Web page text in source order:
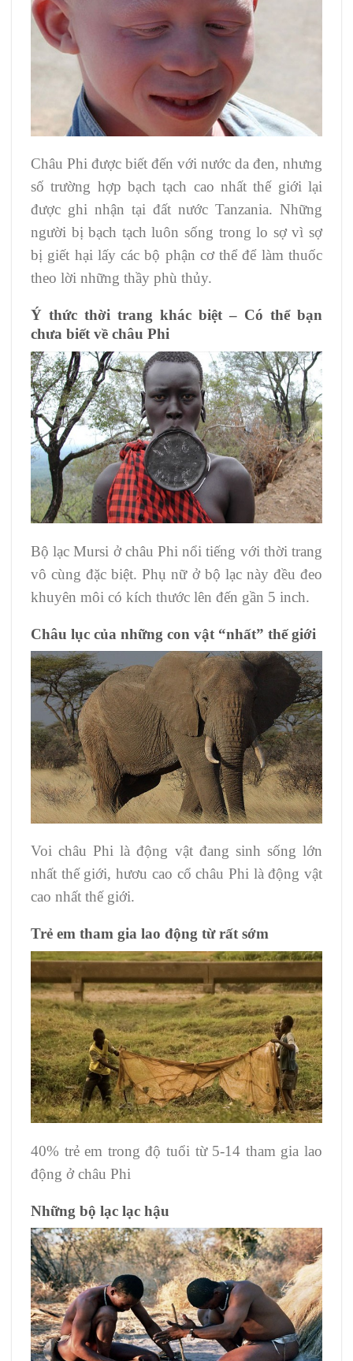
Châu Phi được biết đến với nước da đen, nhưng
số trường hợp bạch tạch cao nhất thế giới lại
được ghi nhận tại đất nước Tanzania. Những
người bị bạch tạch luôn sống trong lo sợ vì sợ
bị giết hại lấy các bộ phận cơ thể để làm thuốc
theo lời những thầy phù thủy.
Ý thức thời trang khác biệt – Có thể bạn
chưa biết về châu Phi
Bộ lạc Mursi ở châu Phi nổi tiếng với thời trang
vô cùng đặc biệt. Phụ nữ ở bộ lạc này đều đeo
khuyên môi có kích thước lên đến gần 5 inch.
Châu lục của những con vật “nhất” thế giới
Voi châu Phi là động vật đang sinh sống lớn
nhất thế giới, hươu cao cổ châu Phi là động vật
cao nhất thế giới.
Trẻ em tham gia lao động từ rất sớm
40% trẻ em trong độ tuổi từ 5-14 tham gia lao
động ở châu Phi
Những bộ lạc lạc hậu